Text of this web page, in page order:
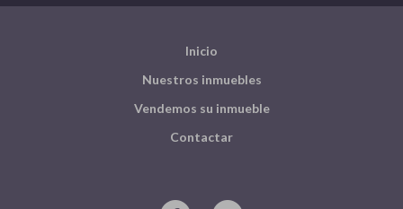
Inicio
Nuestros inmuebles
Vendemos su inmueble
Contactar